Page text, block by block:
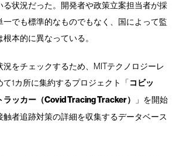
る状況だった。開発者や政策立案担当者が採
一でも標準的なものでもなく、国によって監
本的に異なっている。
をチェックするため、MITテクノロジーレ
1カ所に集約するプロジェクト「 コビッ
ラッカー（Covid Tracing Tracker）
」を開始
触者追跡対策の詳細を収集するデータベース